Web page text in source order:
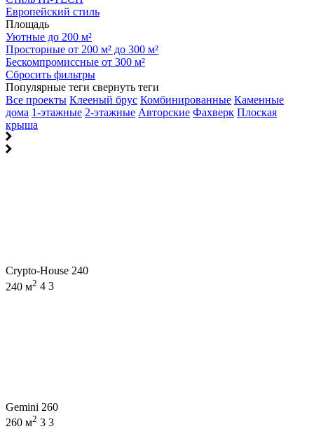
Европейский стиль
Площадь
Уютные до 200 м²
Просторные от 200 м² до 300 м²
Бескомпромиссные от 300 м²
Сбросить фильтры
Популярные теги свернуть теги
Все проекты Клееный брус Комбинированные Каменные
дома 1-этажные 2-этажные Авторские Фахверк Плоская
крыша
Crypto-House 240
240 м2 4 3
Gemini 260
260 м2 3 3